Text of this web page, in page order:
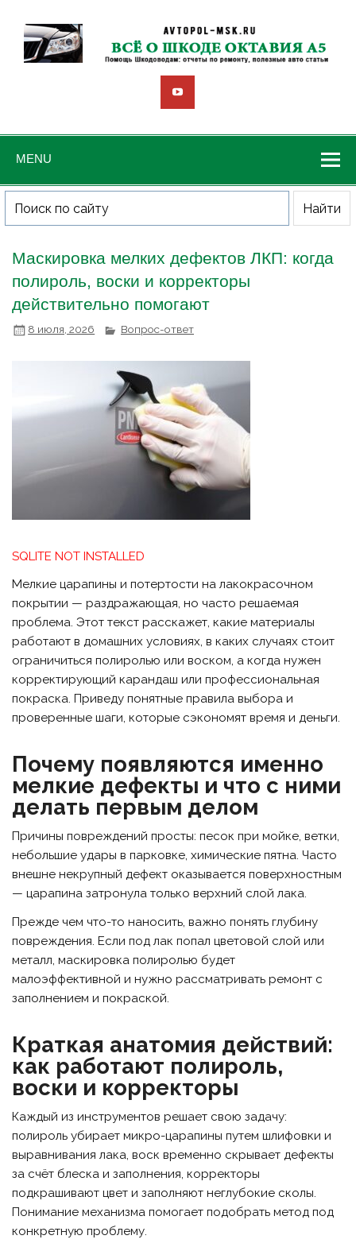
MENU
Маскировка мелких дефектов ЛКП: когда
полироль, воски и корректоры
действительно помогают
8 июля, 2026 Вопрос-ответ
SQLITE NOT INSTALLED
Мелкие царапины и потертости на лакокрасочном
покрытии — раздражающая, но часто решаемая
проблема. Этот текст расскажет, какие материалы
работают в домашних условиях, в каких случаях стоит
ограничиться полиролью или воском, а когда нужен
корректирующий карандаш или профессиональная
покраска. Приведу понятные правила выбора и
проверенные шаги, которые сэкономят время и деньги.
Почему появляются именно
мелкие дефекты и что с ними
делать первым делом
Причины повреждений просты: песок при мойке, ветки,
небольшие удары в парковке, химические пятна. Часто
внешне некрупный дефект оказывается поверхностным
— царапина затронула только верхний слой лака.
Прежде чем что-то наносить, важно понять глубину
повреждения. Если под лак попал цветовой слой или
металл, маскировка полиролью будет
малоэффективной и нужно рассматривать ремонт с
заполнением и покраской.
Краткая анатомия действий:
как работают полироль,
воски и корректоры
Каждый из инструментов решает свою задачу:
полироль убирает микро-царапины путем шлифовки и
выравнивания лака, воск временно скрывает дефекты
за счёт блеска и заполнения, корректоры
подкрашивают цвет и заполняют неглубокие сколы.
Понимание механизма помогает подобрать метод под
конкретную проблему.